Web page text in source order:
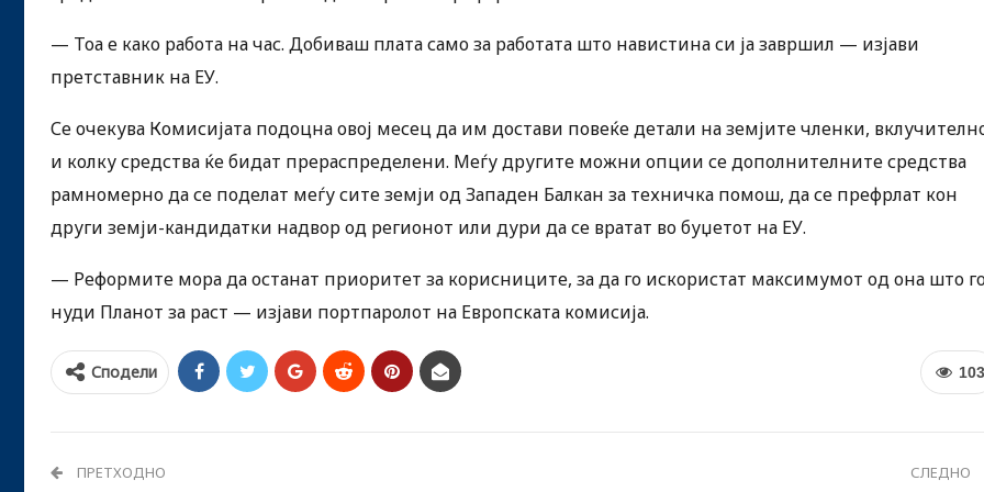
— Тоа е како работа на час. Добиваш плата само за работата што навистина си ја завршил — изјави
претставник на ЕУ.
Се очекува Комисијата подоцна овој месец да им достави повеќе детали на земјите членки,
и колку средства ќе бидат прераспределени. Меѓу другите можни опции се дополнителните средства
рамномерно да се поделат меѓу сите земји од Западен Балкан за техничка помош, да се префрлат кон
други земји-кандидатки надвор од регионот или дури да се вратат во буџетот на ЕУ.
— Реформите мора да останат приоритет за корисниците, за да го искористат максимумот од она што
нуди Планот за раст — изјави портпаролот на Европската комисија.
103
Сподели
ПРЕТХОДНО СЛЕДНО